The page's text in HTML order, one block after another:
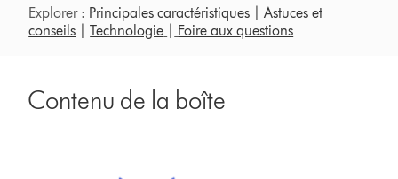
Explorer : Principales caractéristiques |Astuces et
conseils |Technologie Foire aux questions
Contenu de la boîte